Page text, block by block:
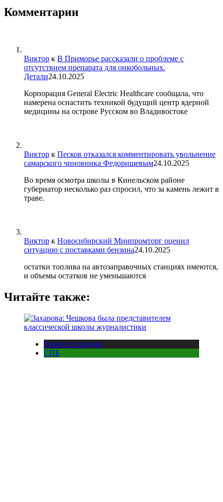
Комментарии
Виктор к В Приморье рассказали о проблеме с
отсутствием препарата для онкобольных.
Детали24.10.2025
Корпорация General Electric Healthcare сообщала, что
намерена оснастить техникой будущий центр ядерной
медицины на острове Русском во Владивостоке
Виктор к Песков отказался комментировать увольнение
самарского чиновника Федорищевым24.10.2025
Во время осмотра школы в Кинельском районе
губернатор несколько раз спросил, что за камень лежит в
траве.
Виктор к Новосибирский Минпромторг оценил
ситуацию с поставками бензина24.10.2025
остатки топлива на автозаправочных станциях имеются,
и объемы остатков не уменьшаются
Читайте также:
Новости городов
СПБ